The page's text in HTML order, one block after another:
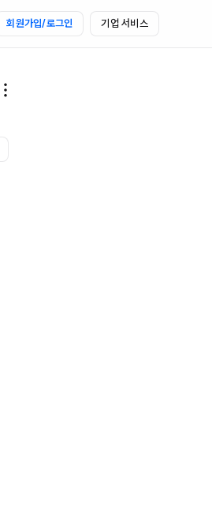
회원가입/로그인 기업 서비스